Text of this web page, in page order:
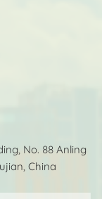
No. 88 Anling
China